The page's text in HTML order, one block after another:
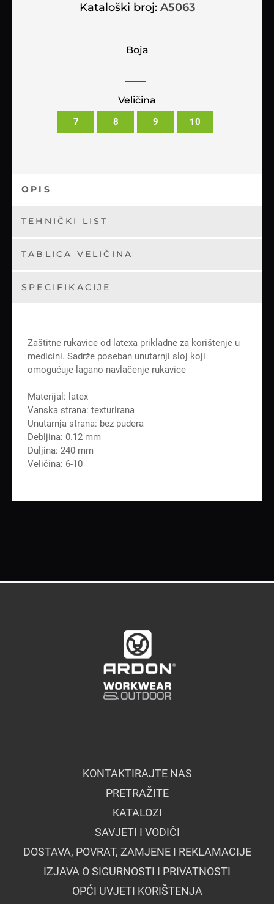
Kataloški broj: A5063
Boja
Veličina
7 8 9 10
OPIS
TEHNIČKI LIST
TABLICA VELIČINA
SPECIFIKACIJE
Zaštitne rukavice od latexa prikladne za korištenje u
medicini. Sadrže poseban unutarnji sloj koji
omogućuje lagano navlačenje rukavice
Materijal: latex
Vanska strana: texturirana
Unutarnja strana: bez pudera
Debljina: 0.12 mm
Duljina: 240 mm
Veličina: 6-10
KONTAKTIRAJTE NAS
PRETRAŽITE
KATALOZI
SAVJETI I VODIČI
DOSTAVA, POVRAT, ZAMJENE I REKLAMACIJE
IZJAVA O SIGURNOSTI I PRIVATNOSTI
OPĆI UVJETI KORIŠTENJA